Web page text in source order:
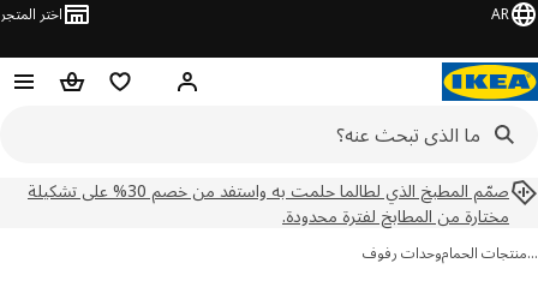
AR اختر المتجر
مرحباً! تسجيل الدخول
قائمه التسوقعربة التسوق
صمّم المطبخ الذي لطالما حلمت به واستفد من خصم 30% على تشكيلة
مختارة من المطابخ لفترة محدودة.
الحماموحدات رفوف